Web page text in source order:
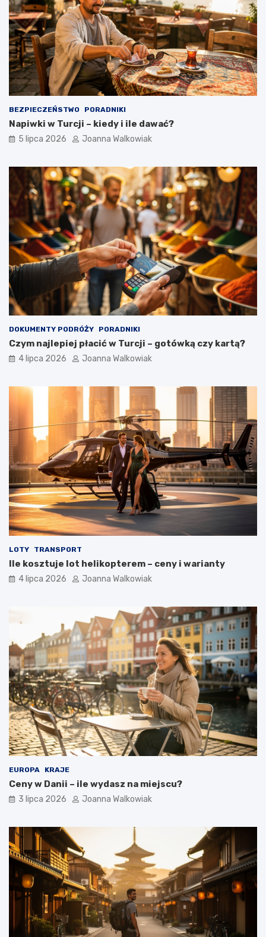
BEZPIECZEŃSTWO PORADNIKI
Napiwki w Turcji – kiedy i ile dawać?
5 lipca 2026 Joanna Walkowiak
DOKUMENTY PODRÓŻY PORADNIKI
Czym najlepiej płacić w Turcji – gotówką czy kartą?
4 lipca 2026 Joanna Walkowiak
LOTY TRANSPORT
Ile kosztuje lot helikopterem – ceny i warianty
4 lipca 2026 Joanna Walkowiak
EUROPA KRAJE
Ceny w Danii – ile wydasz na miejscu?
3 lipca 2026 Joanna Walkowiak